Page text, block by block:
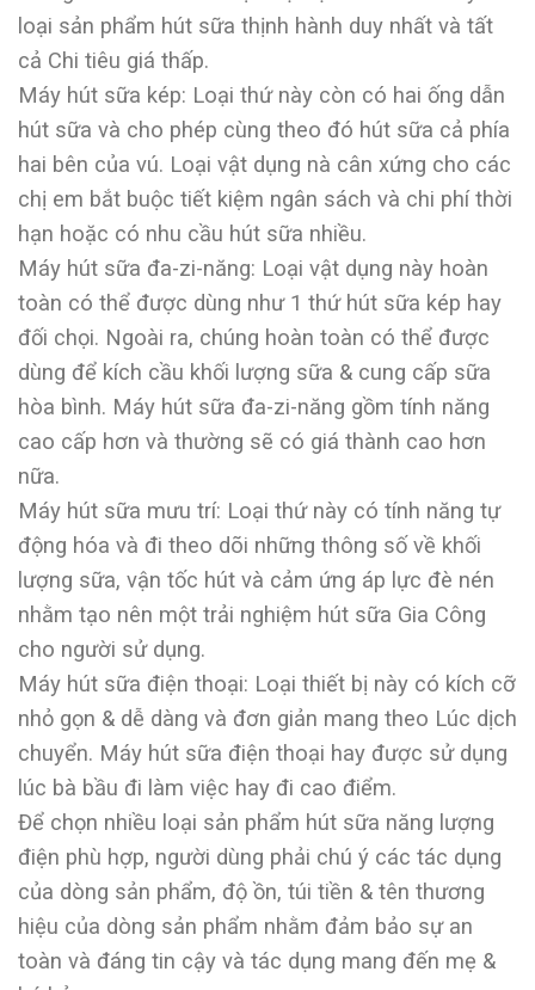
loại sản phẩm hút sữa thịnh hành duy nhất và tất
cả Chi tiêu giá thấp.
Máy hút sữa kép: Loại thứ này còn có hai ống dẫn
hút sữa và cho phép cùng theo đó hút sữa cả phía
hai bên của vú. Loại vật dụng nà cân xứng cho các
chị em bắt buộc tiết kiệm ngân sách và chi phí thời
hạn hoặc có nhu cầu hút sữa nhiều.
Máy hút sữa đa-zi-năng: Loại vật dụng này hoàn
toàn có thể được dùng như 1 thứ hút sữa kép hay
đối chọi. Ngoài ra, chúng hoàn toàn có thể được
dùng để kích cầu khối lượng sữa & cung cấp sữa
hòa bình. Máy hút sữa đa-zi-năng gồm tính năng
cao cấp hơn và thường sẽ có giá thành cao hơn
nữa.
Máy hút sữa mưu trí: Loại thứ này có tính năng tự
động hóa và đi theo dõi những thông số về khối
lượng sữa, vận tốc hút và cảm ứng áp lực đè nén
nhằm tạo nên một trải nghiệm hút sữa Gia Công
cho người sử dụng.
Máy hút sữa điện thoại: Loại thiết bị này có kích cỡ
nhỏ gọn & dễ dàng và đơn giản mang theo Lúc dịch
chuyển. Máy hút sữa điện thoại hay được sử dụng
lúc bà bầu đi làm việc hay đi cao điểm.
Để chọn nhiều loại sản phẩm hút sữa năng lượng
điện phù hợp, người dùng phải chú ý các tác dụng
của dòng sản phẩm, độ ồn, túi tiền & tên thương
hiệu của dòng sản phẩm nhằm đảm bảo sự an
toàn và đáng tin cậy và tác dụng mang đến mẹ &